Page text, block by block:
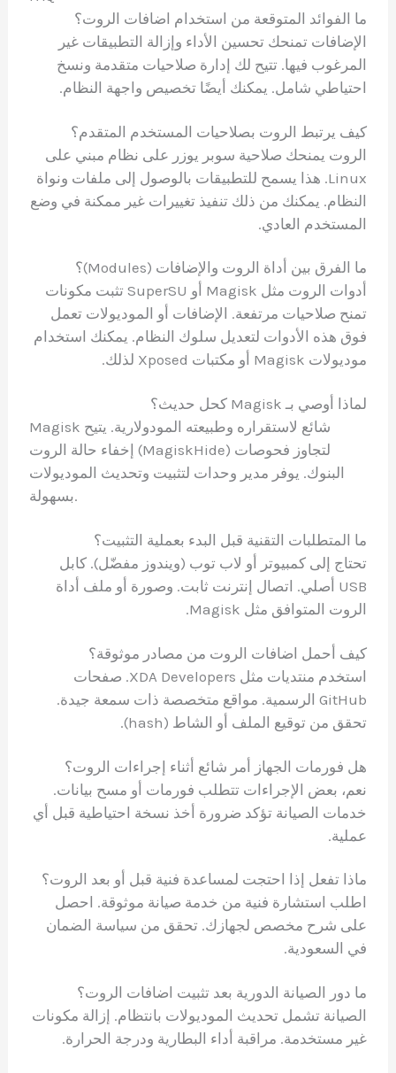
ما الفوائد المتوقعة من استخدام اضافات الروت؟
الإضافات تمنحك تحسين الأداء وإزالة التطبيقات غير
المرغوب فيها. تتيح لك إدارة صلاحيات متقدمة ونسخ
احتياطي شامل. يمكنك أيضًا تخصيص واجهة النظام.
كيف يرتبط الروت بصلاحيات المستخدم المتقدم؟
الروت يمنحك صلاحية سوبر يوزر على نظام مبني على
Linux. هذا يسمح للتطبيقات بالوصول إلى ملفات ونواة
النظام. يمكنك من ذلك تنفيذ تغييرات غير ممكنة في وضع
المستخدم العادي.
ما الفرق بين أداة الروت والإضافات (Modules)؟
أدوات الروت مثل Magisk أو SuperSU تثبت مكونات
تمنح صلاحيات مرتفعة. الإضافات أو الموديولات تعمل
فوق هذه الأدوات لتعديل سلوك النظام. يمكنك استخدام
موديولات Magisk أو مكتبات Xposed لذلك.
لماذا أوصي بـ Magisk كحل حديث؟
Magisk شائع لاستقراره وطبيعته المودولارية. يتيح
إخفاء حالة الروت (MagiskHide) لتجاوز فحوصات
البنوك. يوفر مدير وحدات لتثبيت وتحديث الموديولات
بسهولة.
ما المتطلبات التقنية قبل البدء بعملية التثبيت؟
تحتاج إلى كمبيوتر أو لاب توب (ويندوز مفضّل). كابل
USB أصلي. اتصال إنترنت ثابت. وصورة أو ملف أداة
الروت المتوافق مثل Magisk.
كيف أحمل اضافات الروت من مصادر موثوقة؟
استخدم منتديات مثل XDA Developers. صفحات
GitHub الرسمية. مواقع متخصصة ذات سمعة جيدة.
تحقق من توقيع الملف أو الشاط (hash).
هل فورمات الجهاز أمر شائع أثناء إجراءات الروت؟
نعم، بعض الإجراءات تتطلب فورمات أو مسح بيانات.
خدمات الصيانة تؤكد ضرورة أخذ نسخة احتياطية قبل أي
عملية.
ماذا تفعل إذا احتجت لمساعدة فنية قبل أو بعد الروت؟
اطلب استشارة فنية من خدمة صيانة موثوقة. احصل
على شرح مخصص لجهازك. تحقق من سياسة الضمان
في السعودية.
ما دور الصيانة الدورية بعد تثبيت اضافات الروت؟
الصيانة تشمل تحديث الموديولات بانتظام. إزالة مكونات
غير مستخدمة. مراقبة أداء البطارية ودرجة الحرارة.